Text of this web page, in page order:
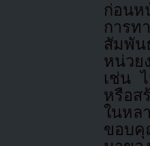
ก่อนห
การท
สัมพัน
หน่วย
เช่น
หรือส
ในห
ขอบคุ